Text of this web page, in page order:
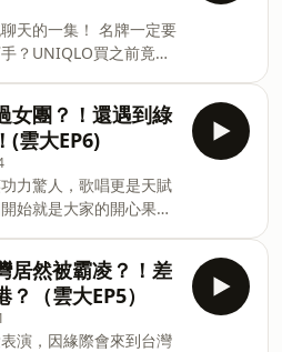
by SoundOn
集！ 名牌一定要
？UNIQLO買之前竟然
以及讓人又好笑又有共
女團？！還遇到綠
(雲大EP6)
力驚人，歌唱更是天賦
始就是大家的開心果！
路以及女團徵選的酸甜
的精彩故事！ --
by SoundOn
居然被霸凌？！差
（雲大EP5）
演，因緣際會來到台灣